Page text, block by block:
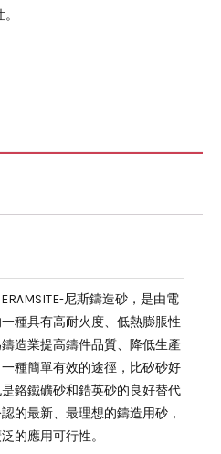
尼斯鑄造砂，是由電
種具有高耐火度、低熱膨脹性
造業提高鑄件品質、降低生產
種簡單有效的途徑，比矽砂好
鉻鐵礦砂和鋯英砂的良好替代
的最新、最理想的鑄造用砂，
的應用可行性。